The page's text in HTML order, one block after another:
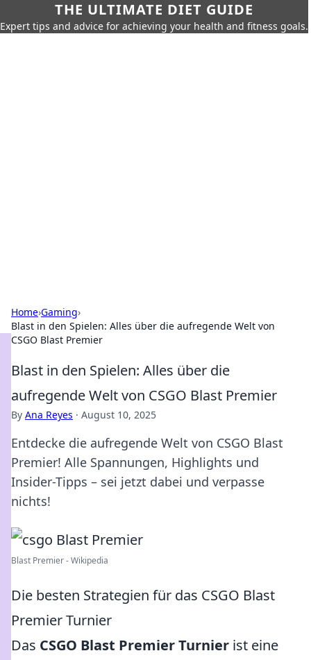
THE ULTIMATE DIET GUIDE
Expert tips and advice for achieving your health and fitness goals.
Home›Gaming›
Blast in den Spielen: Alles über die aufregende Welt von
CSGO Blast Premier
Blast in den Spielen: Alles über die
aufregende Welt von CSGO Blast Premier
By Ana Reyes · August 10, 2025
Entdecke die aufregende Welt von CSGO Blast
Premier! Alle Spannungen, Highlights und
Insider-Tipps – sei jetzt dabei und verpasse
nichts!
Blast Premier - Wikipedia
Die besten Strategien für das CSGO Blast
Premier Turnier
Das CSGO Blast Premier Turnier ist eine